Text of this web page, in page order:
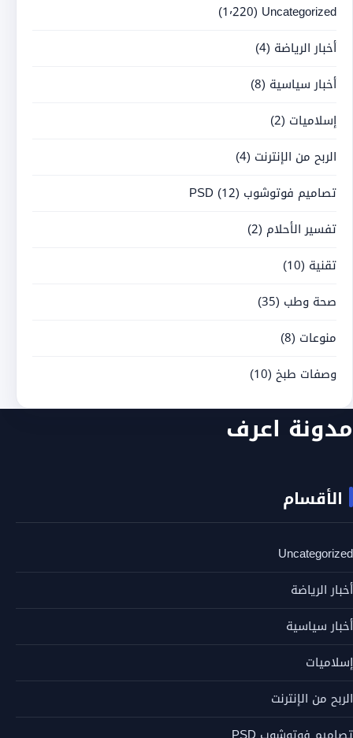
Uncategorized (1٬220)
أخبار الرياضة (4)
أخبار سياسية (8)
إسلاميات (2)
الربح من الإنترنت (4)
تصاميم فوتوشوب PSD (12)
تفسير الأحلام (2)
تقنية (10)
صحة وطب (35)
منوعات (8)
وصفات طبخ (10)
مدونة اعرف
الأقسام
Uncategorized
أخبار الرياضة
أخبار سياسية
إسلاميات
الربح من الإنترنت